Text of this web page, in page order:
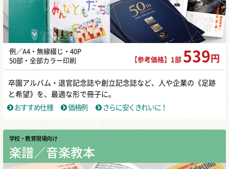
例／A4・無線綴じ・40P
50部・全部カラー印刷
【参考価格】1部 539 円
卒園アルバム・退官記念誌や創立記念誌など、人や企業の《足跡
と希望》を、最適な形で冊子に。
おすすめ仕様
価格例 さらに安くきれいに！
学校・教育現場向け
楽譜／音楽教本